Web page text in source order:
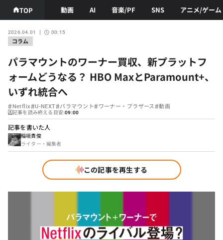
TOP 動画 AI 音楽/PF SNS アニメ/ゲーム
コラム
2026.04.01 00:15
パラマウントのワーナー買収、新プラットフ
ォームどうなる？ HBO MaxとParamount+、
いずれ統合へ
#Netflix#U-NEXT#パラマウント#ワーナー・ブラザース#動画
記事を読み終える目安:09:00
記事を書いた人
稲垣貴俊
ライター・編集者
この記事を再生する